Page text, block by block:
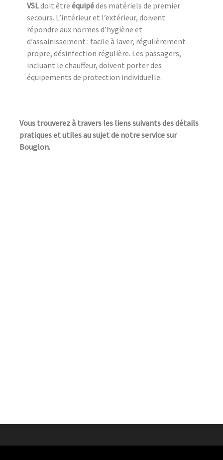
VSLdoit être équipédes matériels de premier
secours. L’intérieur et l’extérieur, doivent
répondre aux normes d’hygiène et
d’assainissement : facile à laver, régulièrement
propre, désinfection régulière. Les passagers,
incluant le chauffeur, doivent porter des
équipements de protection individuelle.
Vous trouverez à travers les liens suivants des détails
pratiques et utiles au sujet de notre service sur
Bouglon.